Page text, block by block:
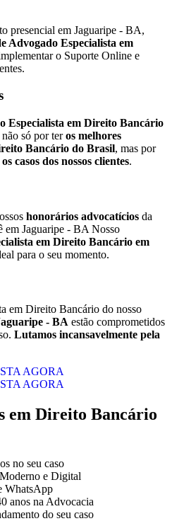
presencial em Jaguaripe - BA,
Advogado Especialista em
o Suporte Online e
Especialista em Direito Bancário
não só por teros melhores
Bancário do Brasil, mas por
casos dos nossos clientes.
honorários advocatícios da
em Jaguaripe - BA Nosso
em Direito Bancário em
para o seu momento.
em Direito Bancário do nosso
- BA estão comprometidos
Lutamos incansavelmente pela
AGORA
AGORA
em Direito Bancário
no seu caso
e Digital
WhatsApp
anos na Advocacia
do seu caso